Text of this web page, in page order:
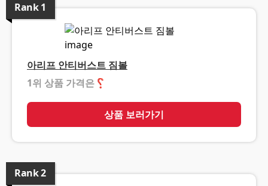
Rank1
아리프 안티버스트 짐볼
1위 상품 가격은 ❓
상품 보러가기
Rank2